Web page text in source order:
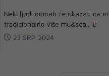
Neki ljudi odmah će ukazati na
tradicionalno više mu&sca...
23 SRP 2024